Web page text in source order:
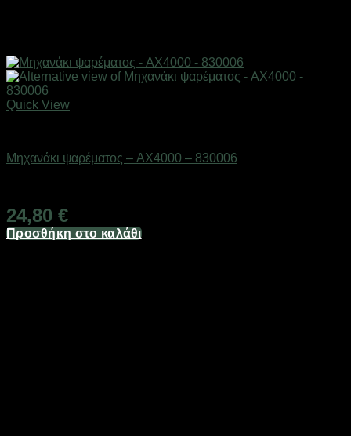
Quick View
Μηχανάκι ψαρέματος – AX4000 – 830006
24,80 €
Προσθήκη στο καλάθι